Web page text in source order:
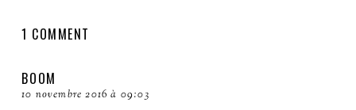
1 COMMENT
BOOM
10 novembre 2016 à 09:03